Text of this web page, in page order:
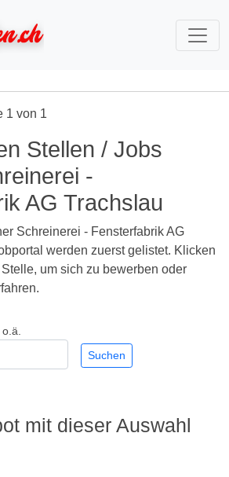
1 von 1
Stellen / Jobs
-
AG Trachslau
Schreinerei - Fensterfabrik AG
werden zuerst gelistet. Klicken
um sich zu bewerben oder
o.ä.
mit dieser Auswahl